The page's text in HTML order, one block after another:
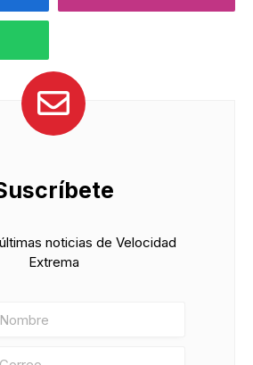
noticias de Velocidad
Extrema